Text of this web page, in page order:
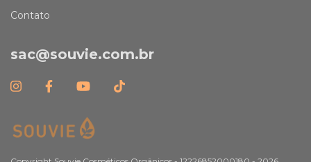
Contato
sac@souvie.com.br